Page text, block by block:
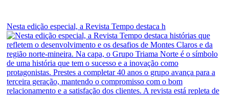
Nesta edição especial, a Revista Tempo destaca h